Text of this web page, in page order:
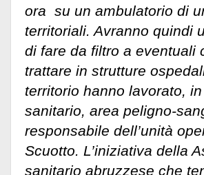
ora su un ambulatorio di
territoriali. Avranno quindi
di fare da filtro a eventuali
trattare in strutture
territorio hanno lavorato,
sanitario, area peligno-
responsabile dell’unità
Scuotto. L’iniziativa della
sanitario abruzzese che